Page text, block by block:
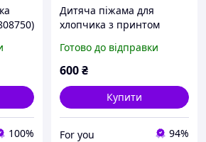
100%
Дитяча піжама для
хлопчика з принтом
бавовна 100 см
Готово до відправки
600₴
Купити
For you 94%